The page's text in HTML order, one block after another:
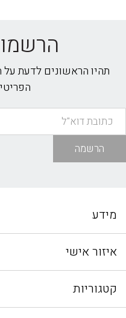
הרשמו
תהיו הראשונים לדעת
הרשמה
מידע
איזור אישי
קטגוריות